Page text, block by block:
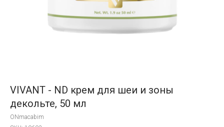
VIVANT - ND крем для шеи и зоны
декольте, 50 мл
ONmacabim